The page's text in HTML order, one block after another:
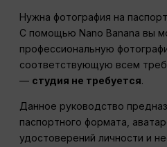
Нужна фотография на
С помощью Nano Banana вы
профессиональную
соответствующую всем
— студия не требуется.
Данное руководство
паспортного формата,
удостоверений личности и